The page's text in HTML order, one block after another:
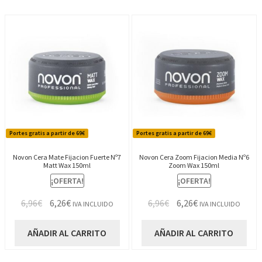
Portes gratis a partir de 69€
Novon Cera Mate Fijacion Fuerte Nº7
Matt Wax 150ml
¡OFERTA!
6,96€ El
original
6,26€El
actual
IVA INCLUIDO
AÑADIR AL CARRITO
Portes gratis a partir de 69€
Novon Cera Zoom Fijacion Media Nº6
Zoom Wax 150ml
¡OFERTA!
6,96€
El
original
6,26€El
actual
IVA INCLUIDO
AÑADIR AL CARRITO